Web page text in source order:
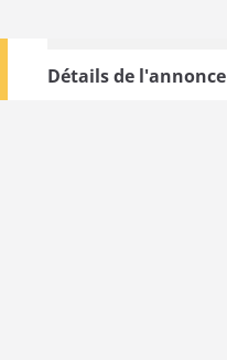
Détails de l'annonce